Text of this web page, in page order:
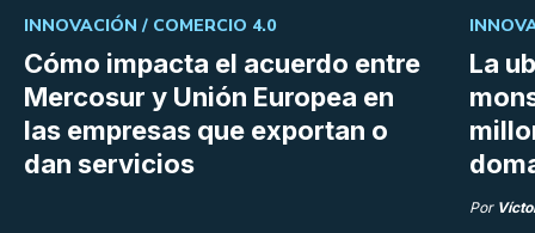
Cómo impacta el acuerdo entre
Mercosur y Unión Europea en
las empresas que exportan o
dan servicios
INNOVACIÓN / COMERCIO 4.0
La
Por